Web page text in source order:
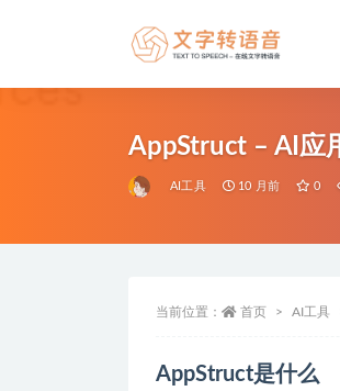
AppStruct – AI应
AI工具 10 月前 0
当前位置： 首页 AI工具
AppStruct是什么